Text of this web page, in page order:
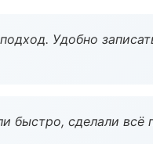
Удобно
быстро, сделали всё